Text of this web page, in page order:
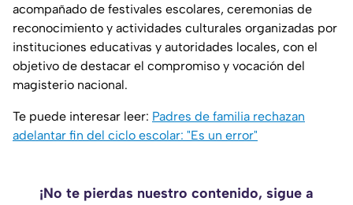
acompañado de festivales escolares, ceremonias de
reconocimiento y actividades culturales organizadas por
instituciones educativas y autoridades locales, con el
objetivo de destacar el compromiso y vocación del
magisterio nacional.
Te puede interesar leer: Padres de familia rechazan
adelantar fin del ciclo escolar: "Es un error"
¡No te pierdas nuestro contenido, sigue a